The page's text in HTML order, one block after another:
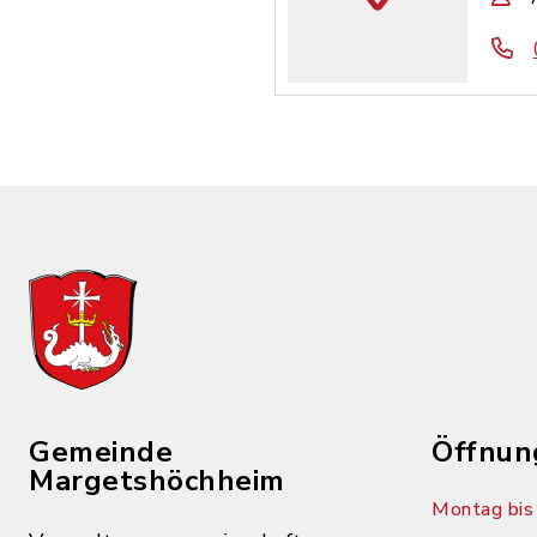
Gemeinde
Margetshöchheim
Montag